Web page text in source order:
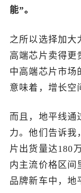
能”。
之所以选择加大
高端芯片卖得更
中高端芯片市场
意味着，增长空
而且，地平线通
力。他们告诉我
片出货量达180
内主流价格区间
品牌新车中，地